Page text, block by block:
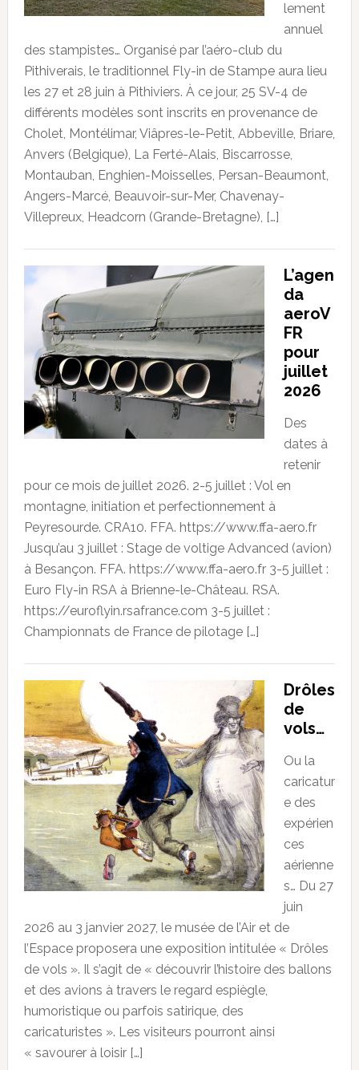
lement
annuel
des stampistes… Organisé par l’aéro-club du
Pithiverais, le traditionnel Fly-in de Stampe aura lieu
les 27 et 28 juin à Pithiviers. À ce jour, 25 SV-4 de
différents modèles sont inscrits en provenance de
Cholet, Montélimar, Viâpres-le-Petit, Abbeville, Briare,
Anvers (Belgique), La Ferté-Alais, Biscarrosse,
Montauban, Enghien-Moisselles, Persan-Beaumont,
Angers-Marcé, Beauvoir-sur-Mer, Chavenay-
Villepreux, Headcorn (Grande-Bretagne), […]
L’agen
da
aeroV
FR
pour
juillet
2026
Des
dates à
retenir
pour ce mois de juillet 2026. 2-5 juillet : Vol en
montagne, initiation et perfectionnement à
Peyresourde. CRA10. FFA. https://www.ffa-aero.fr
Jusqu’au 3 juillet : Stage de voltige Advanced (avion)
à Besançon. FFA. https://www.ffa-aero.fr 3-5 juillet :
Euro Fly-in RSA à Brienne-le-Château. RSA.
https://euroflyin.rsafrance.com 3-5 juillet :
Championnats de France de pilotage […]
Drôles
de
vols…
Ou la
caricatur
e des
expérien
ces
aérienne
s… Du 27
juin
2026 au 3 janvier 2027, le musée de l’Air et de
l’Espace proposera une exposition intitulée « Drôles
de vols ». Il s’agit de « découvrir l’histoire des ballons
et des avions à travers le regard espiègle,
humoristique ou parfois satirique, des
caricaturistes ». Les visiteurs pourront ainsi
« savourer à loisir […]